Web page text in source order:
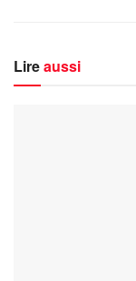
Lireaussi